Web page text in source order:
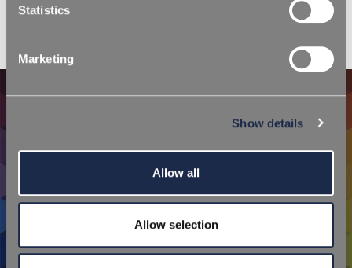
Statistics
Marketing
Show details
Allow all
Allow selection
КРАСИТЕЛИ ДЛЯ УПАКОВОЧНОЙ
Эта книга цветов, состоящая из различных цветовых
является ценным инструментом и руководством для
контейнеров, крышек и термоформованных лотков.